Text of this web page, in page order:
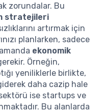
zorundalar. Bu
stratejileri
artırmak için
planlarken, sadece
ekonomik
Örneğin,
yeniliklerle birlikte,
daha cazip hale
ise startups ve
Bu alanlarda